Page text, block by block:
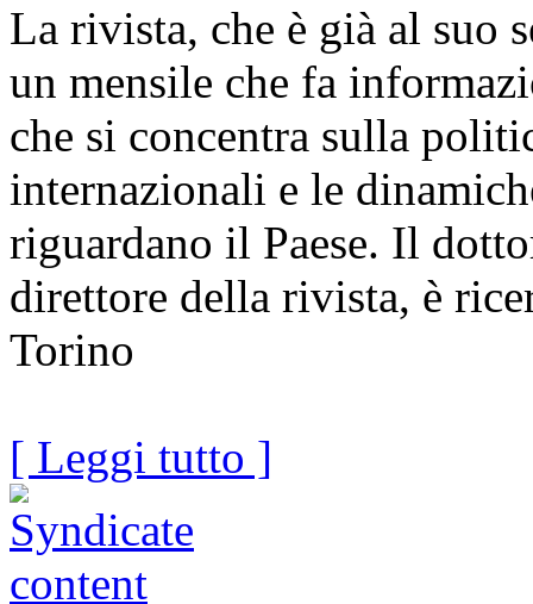
La rivista, che è già al suo
un mensile che fa
che si concentra sulla
internazionali e le
riguardano il Paese. Il
direttore della rivista, è
Torino
[ Leggi tutto ]